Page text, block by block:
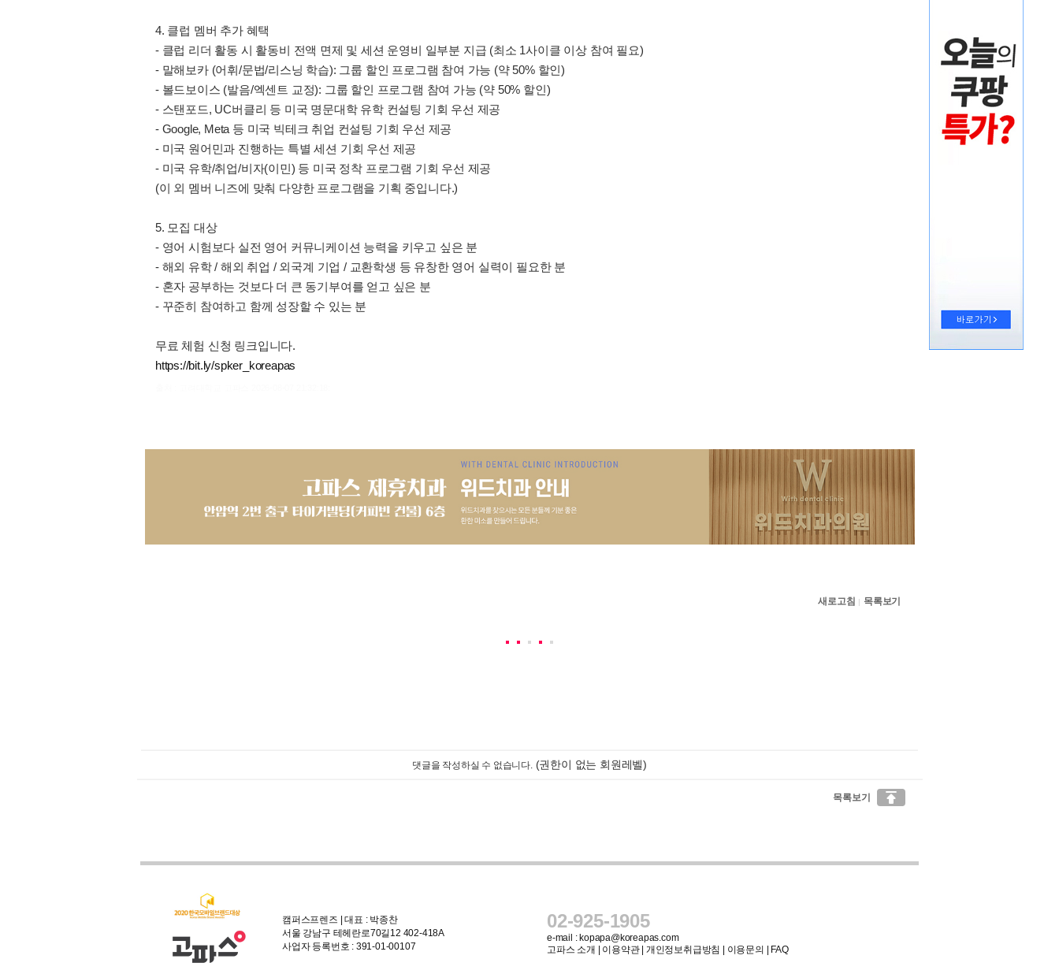
4. 클럽 멤버 추가 혜택
- 클럽 리더 활동 시 활동비 전액 면제 및 세션 운영비 일부분 지급 (최소 1사이클 이상 참여 필요)
- 말해보카 (어휘/문법/리스닝 학습): 그룹 할인 프로그램 참여 가능 (약 50% 할인)
- 볼드보이스 (발음/엑센트 교정): 그룹 할인 프로그램 참여 가능 (약 50% 할인)
- 스탠포드, UC버클리 등 미국 명문대학 유학 컨설팅 기회 우선 제공
- Google, Meta 등 미국 빅테크 취업 컨설팅 기회 우선 제공
- 미국 원어민과 진행하는 특별 세션 기회 우선 제공
- 미국 유학/취업/비자(이민) 등 미국 정착 프로그램 기회 우선 제공
(이 외 멤버 니즈에 맞춰 다양한 프로그램을 기획 중입니다.)
5. 모집 대상
- 영어 시험보다 실전 영어 커뮤니케이션 능력을 키우고 싶은 분
- 해외 유학 / 해외 취업 / 외국계 기업 / 교환학생 등 유창한 영어 실력이 필요한 분
- 혼자 공부하는 것보다 더 큰 동기부여를 얻고 싶은 분
- 꾸준히 참여하고 함께 성장할 수 있는 분
무료 체험 신청 링크입니다.
https://bit.ly/spker_koreapas
새로고침 | 목록보기
댓글을 작성하실 수 없습니다. (권한이 없는 회원레벨)
목록보기 
캠퍼스프렌즈 | 대표 : 박종찬
서울 강남구 테헤란로70길12 402-418A
사업자 등록번호 : 391-01-00107
02-925-1905
e-mail : kopapa@koreapas.com
고파스 소개
이용약관| 개인정보취급방침 이용문의 FAQ